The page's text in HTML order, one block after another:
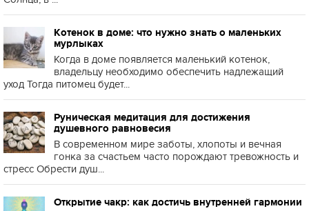
Котенок в доме: что нужно знать о маленьких
мурлыках
Когда в доме появляется маленький котенок,
владельцу необходимо обеспечить надлежащий
уход Тогда питомец будет...
Руническая медитация для достижения
душевного равновесия
В современном мире заботы, хлопоты и вечная
гонка за счастьем часто порождают тревожность и
стресс Обрести душ...
Открытие чакр: как достичь внутренней гармонии